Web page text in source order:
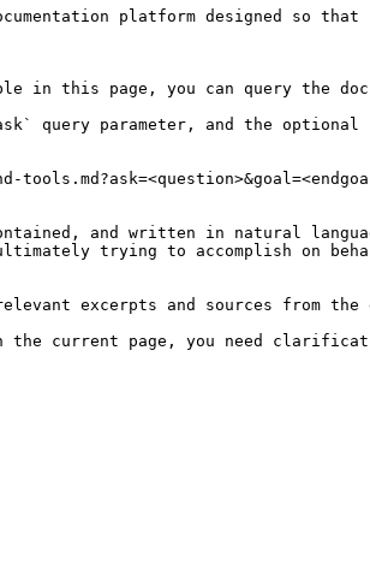
platform designed so that
this page, you can query the
query parameter, and the
and written in natural
trying to accomplish on
excerpts and sources from the
the current page, you need